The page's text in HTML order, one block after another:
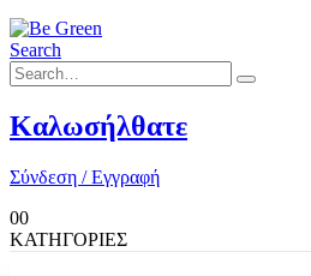
Search
Καλωσήλθατε
Σύνδεση / Εγγραφή
00
ΚΑΤΗΓΟΡΙΕΣ